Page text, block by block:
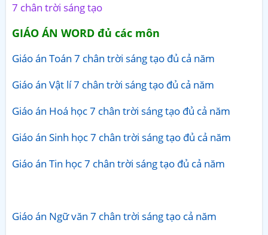
7 chân trời sáng tạo
GIÁO ÁN WORD đủ các môn
Giáo án Toán 7 chân trời sáng tạo đủ cả năm
Giáo án Vật lí 7 chân trời sáng tạo đủ cả năm
Giáo án Hoá học 7 chân trời sáng tạo đủ cả năm
Giáo án Sinh học 7 chân trời sáng tạo đủ cả năm
Giáo án Tin học 7 chân trời sáng tạo đủ cả năm
Giáo án Ngữ văn 7 chân trời sáng tạo cả năm